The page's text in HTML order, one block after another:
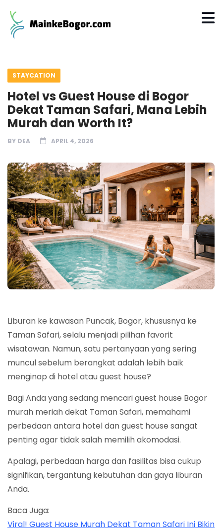
STAYCATION
Hotel vs Guest House di Bogor
Dekat Taman Safari, Mana Lebih
Murah dan Worth It?
BY DEA APRIL 4, 2026
Liburan ke kawasan Puncak, Bogor, khususnya ke
Taman Safari, selalu menjadi pilihan favorit
wisatawan. Namun, satu pertanyaan yang sering
muncul sebelum berangkat adalah lebih baik
menginap di hotel atau guest house?
Bagi Anda yang sedang mencari guest house Bogor
murah meriah dekat Taman Safari, memahami
perbedaan antara hotel dan guest house sangat
penting agar tidak salah memilih akomodasi.
Apalagi, perbedaan harga dan fasilitas bisa cukup
signifikan, tergantung kebutuhan dan gaya liburan
Anda.
Baca Juga:
Viral! Guest House Murah Dekat Taman Safari Ini Bikin